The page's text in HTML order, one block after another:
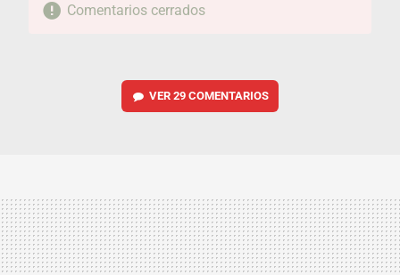
Comentarios cerrados
VER 29 COMENTARIOS